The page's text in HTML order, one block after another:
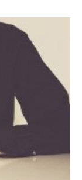
与神学
会纪律
英语
阿拉伯语
柬埔寨语